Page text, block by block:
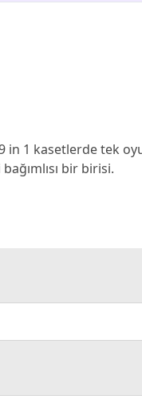
1 kasetlerde tek
bir birisi.